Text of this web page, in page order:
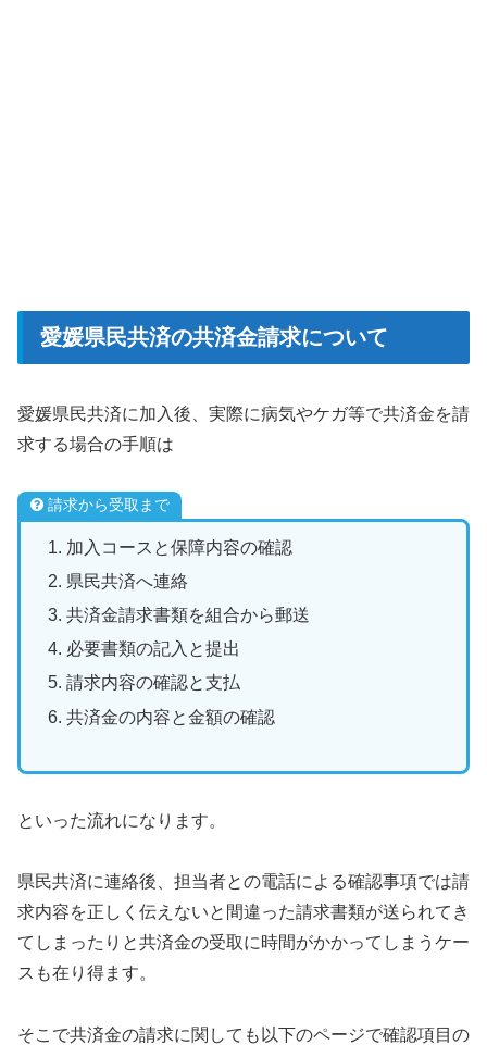
愛媛県民共済の共済金請求について
愛媛県民共済に加入後、実際に病気やケガ等で共済金を請
求する場合の手順は
請求から受取まで
加入コースと保障内容の確認
県民共済へ連絡
共済金請求書類を組合から郵送
必要書類の記入と提出
請求内容の確認と支払
共済金の内容と金額の確認
といった流れになります。
県民共済に連絡後、担当者との電話による確認事項では請
求内容を正しく伝えないと間違った請求書類が送られてき
てしまったりと共済金の受取に時間がかかってしまうケー
スも在り得ます。
そこで共済金の請求に関しても以下のページで確認項目の